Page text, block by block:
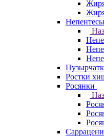
Непентесы
Ростки
Росянки